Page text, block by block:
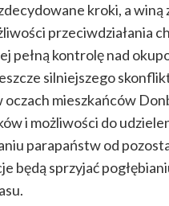
kroki, a winą
przeciwdziałania
pełną kontrolę nad
silniejszego
mieszkańców
i możliwości do
parapaństw od
będą sprzyjać